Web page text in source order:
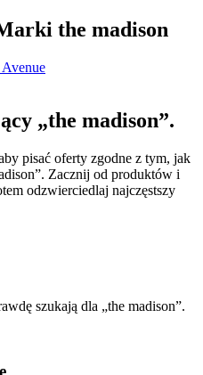
the madison
„the madison”.
pisać oferty zgodne z tym, jak
Zacznij od produktów i
odzwierciedlaj najczęstszy
szukają dla „the madison”.